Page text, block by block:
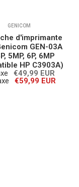
GENICOM
d'imprimante
GEN-03A
5MP, 6P, 6MP
HP C3903A)
€49,99 EUR
€59,99 EUR